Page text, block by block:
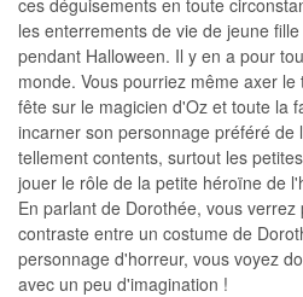
ces déguisements en toute
les enterrements de vie de jeune
pendant Halloween. Il y en a pour
monde. Vous pourriez même axer
fête sur le magicien d'Oz et toute la
incarner son personnage préféré
tellement contents, surtout les
jouer le rôle de la petite héroïne de
En parlant de Dorothée, vous
contraste entre un costume de
personnage d'horreur, vous voyez
avec un peu d'imagination !